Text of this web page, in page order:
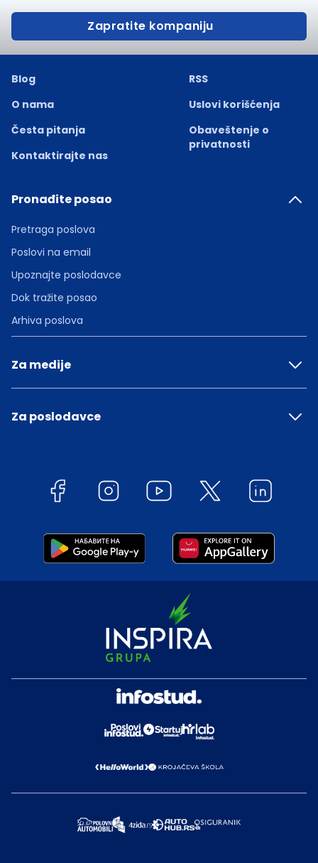
Zapratite kompaniju
Blog
O nama
Česta pitanja
Kontaktirajte nas
RSS
Uslovi korišćenja
Obaveštenje o
privatnosti
Pronađite posao
Pretraga poslova
Poslovi na email
Upoznajte poslodavce
Dok tražite posao
Arhiva poslova
Za medije
Za poslodavce